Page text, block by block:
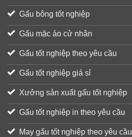
Gấu bông tốt nghiệp
Gấu mặc áo cử nhân
Gấu tốt nghiệp theo yêu cầu
Gấu tốt nghiệp giá sỉ
Xưởng sản xuất gấu tốt nghiệp
Gấu tốt nghiệp in theo yêu cầu
May gấu tốt nghiệp theo yêu cầu